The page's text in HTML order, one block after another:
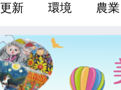
更新
環境
農業